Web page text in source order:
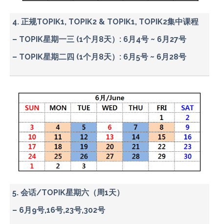
4. 正规TOPIK1, TOPIK2 & TOPIK1, TOPIK2集中课程
– TOPIK星期一三 (1个月8天）: 6月4号 ~ 6月27号
– TOPIK星期二四 (1个月8天）: 6月5号 ~ 6月28号
5. 会话/TOPIK星期六（周1天）
– 6月9号,16号,23号,302号